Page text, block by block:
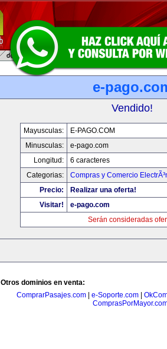
e-
Vendido!
Mayusculas:
E-PAGO.COM
Minusculas:
e-pago.com
Longitud:
6 caracteres
Categorias:
Compras y Comercio
Precio:
Realizar una oferta!
Visitar!
e-pago.com
Serán consideradas
Otros dominios en venta:
ComprarPasajes.com
e-Soporte.com